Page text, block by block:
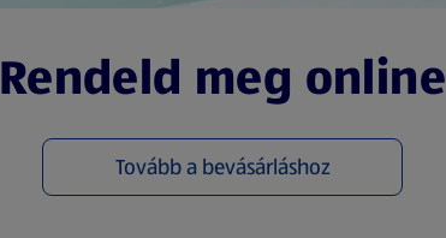
Rendeld meg online
Tovább a bevásárláshoz
(új oldalon nyílik meg)